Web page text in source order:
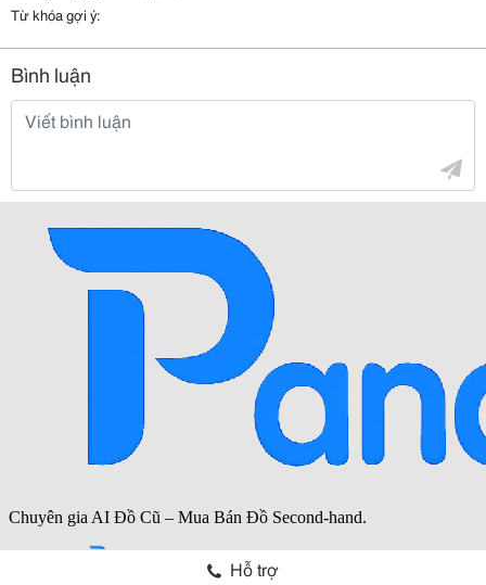
Từ khóa gợi ý:
Bình luận
Hỗ trợ